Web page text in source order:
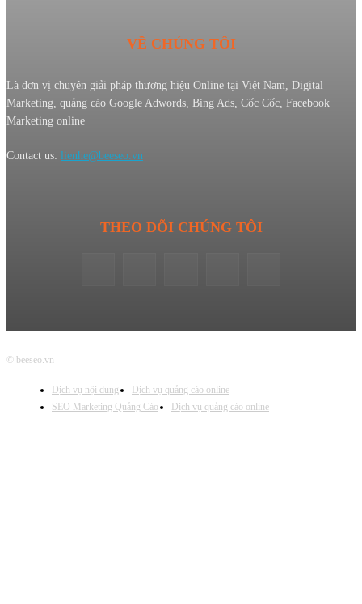
VỀ CHÚNG TÔI
Là đơn vị chuyên giải pháp thương hiệu Online tại Việt Nam, Digital
Marketing, quảng cáo Google Adwords, Bing Ads, Cốc Cốc, Facebook
Marketing online
Contact us: lienhe@beeseo.vn
THEO DÕI CHÚNG TÔI
© beeseo.vn
Dịch vụ nội dung
Dịch vụ quảng cáo online
SEO Marketing Quảng Cáo
Dịch vụ quảng cáo online